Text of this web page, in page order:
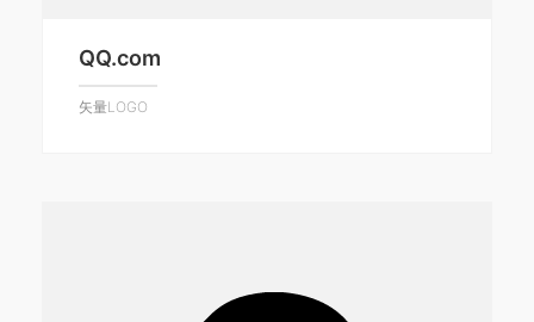
QQ.com
矢量LOGO